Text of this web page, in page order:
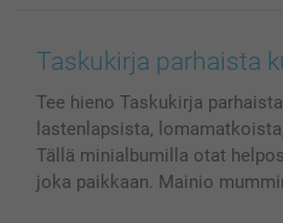
Valokuvat, Julisteet &
Kännykkä & Tabletti
MyNameBook
Kuvakalenterit & Päivyrit
Valokuvakehykset &
Evästekäytäntö
Ehdot/takuut
Investor Relations
100% tyytyväisyystakuu
smartbonus
Hinnat & maksutavat
Tilausten tila
Taskukirja parhaista
Tee hieno Taskukirja
lastenlapsista,
Tällä minialbumilla otat
joka paikkaan. Mainio